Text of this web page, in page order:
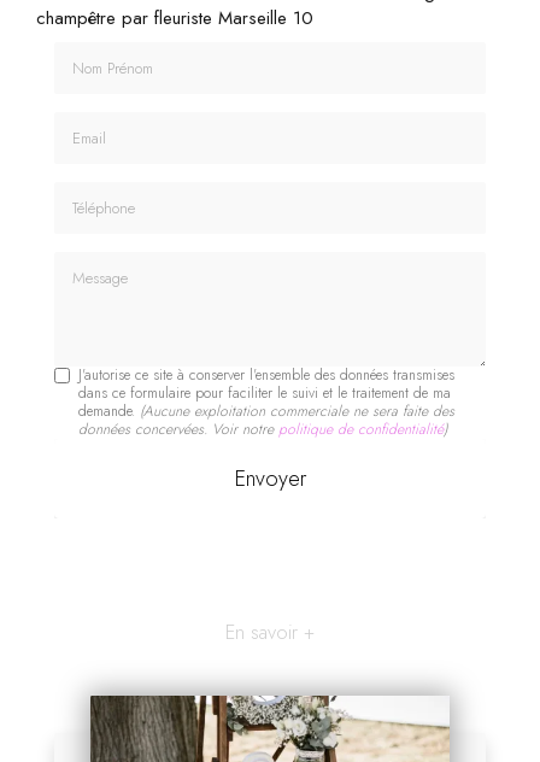
champêtre par fleuriste Marseille 10
J'autorise ce site à conserver l'ensemble des données transmises
dans ce formulaire pour faciliter le suivi et le traitement de ma
demande. (Aucune exploitation commerciale ne sera faite des
données concervées. Voir notrepolitique de confidentialité)
En savoir +